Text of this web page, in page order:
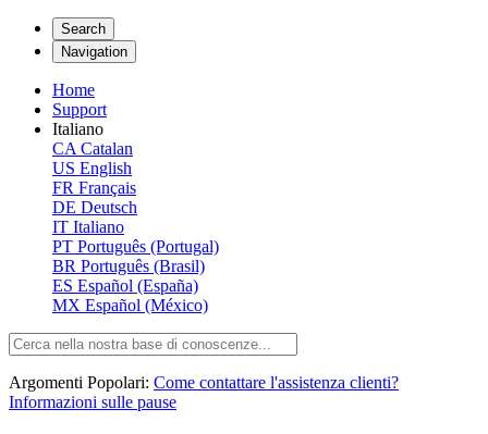
Search
Navigation
Home
Support
Italiano
CA Catalan
US English
FR Français
DE Deutsch
IT Italiano
PT Português (Portugal)
BR Português (Brasil)
ES Español (España)
MX Español (México)
Argomenti Popolari: Come contattare l'assistenza clienti?
Informazioni sulle pause